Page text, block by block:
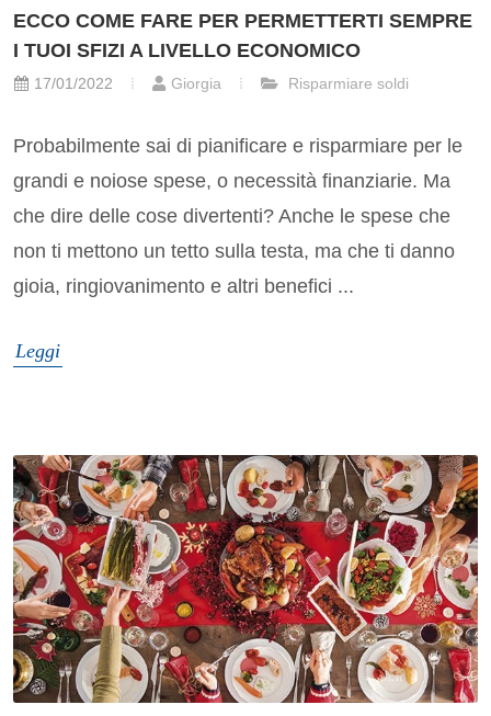
ECCO COME FARE PER PERMETTERTI SEMPRE
I TUOI SFIZI A LIVELLO ECONOMICO
17/01/2022 Giorgia Risparmiare soldi
Probabilmente sai di pianificare e risparmiare per le
grandi e noiose spese, o necessità finanziarie. Ma
che dire delle cose divertenti? Anche le spese che
non ti mettono un tetto sulla testa, ma che ti danno
gioia, ringiovanimento e altri benefici ...
Leggi